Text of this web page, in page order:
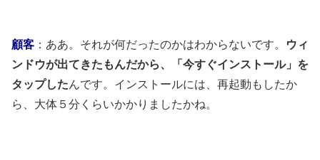
顧客 ：ああ。それが何だったのかはわからないです。
ウィ
ンドウが出てきたもんだから、「今すぐインストール」を
タップしたんです。インストールには、再起動もしたか
ら、大体５分くらいかかりましたかね。